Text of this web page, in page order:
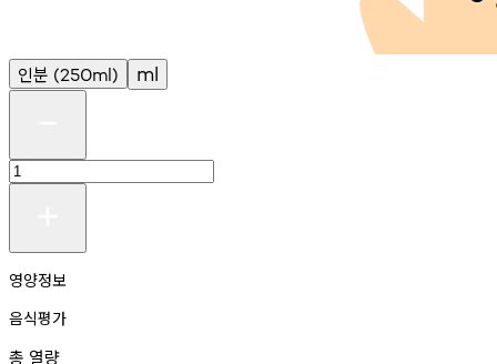
인분 (250ml) ml
영양정보
음식평가
총 열량